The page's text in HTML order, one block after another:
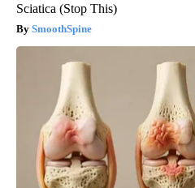
Sciatica (Stop This)
SmoothSpine